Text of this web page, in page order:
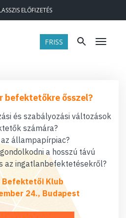
ELŐFIZETÉS
FRISS Menü
befektetőkre ősszel?
és szabályozási változások
számára?
állampapírpiac?
a hosszú távú
az ingatlanbefektetésekről?
Befektetői Klub
24., Budapest